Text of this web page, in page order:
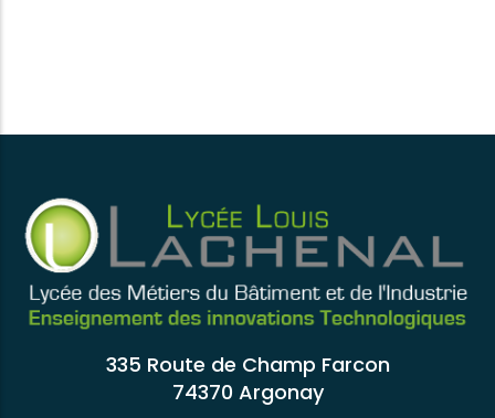
335 Route de Champ Farcon
74370 Argonay